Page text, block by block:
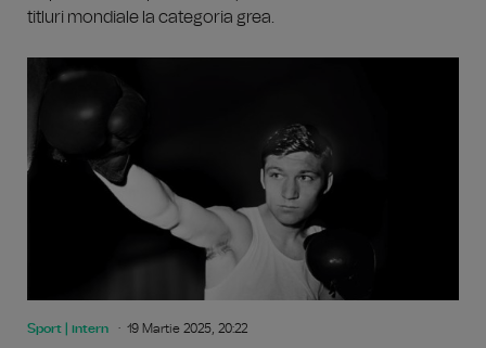
titluri mondiale la categoria grea.
Sport | intern 19 Martie 2025, 20:22